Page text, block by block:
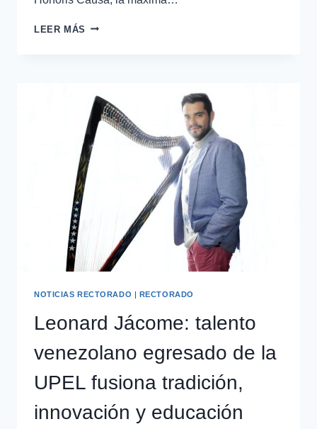
LEER MÁS
NOTICIAS RECTORADO RECTORADO
Leonard Jácome: talento
venezolano egresado de la
UPEL fusiona tradición,
innovación y educación